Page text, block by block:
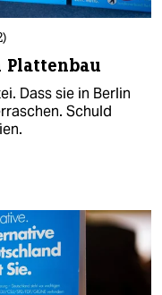
Plattenbau
Dass sie in Berlin
Schuld